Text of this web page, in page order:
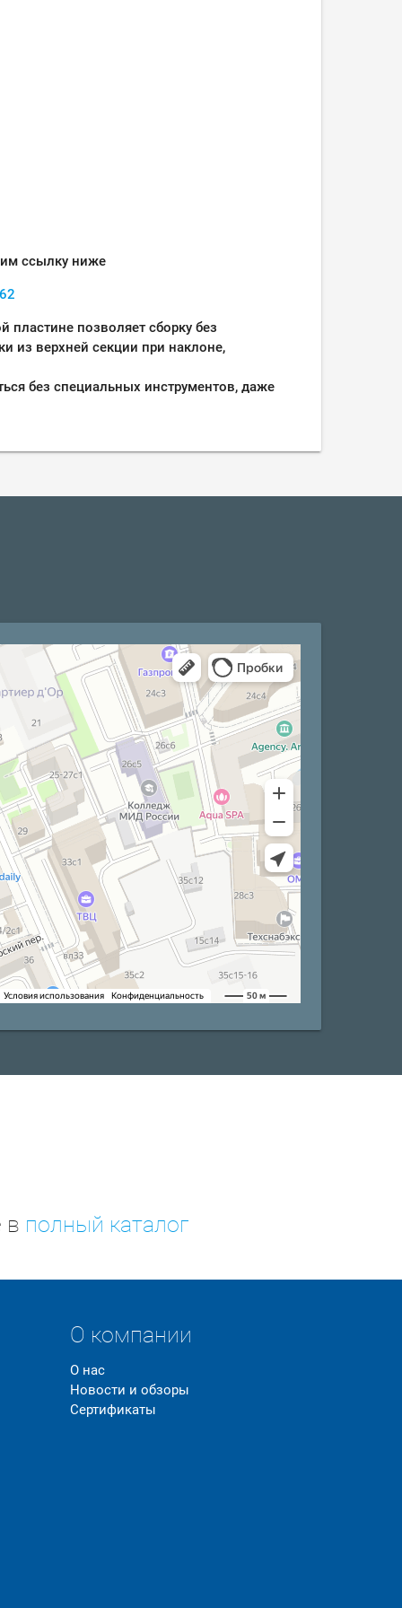
ссылку ниже
пластине позволяет сборку без
из верхней секции при наклоне,
без специальных инструментов, даже
в полный каталог
О компании
О нас
Новости и обзоры
Сертификаты